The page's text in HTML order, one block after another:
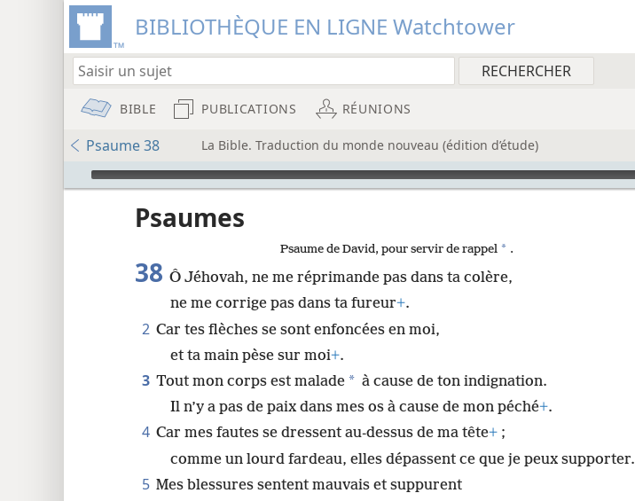
BIBLIOTHÈQUE EN LIGNE Watchtower
BIBLE PUBLICATIONS RÉUNIONS
Psaume 38 La Bible. Traduction du monde nouveau (édition d’étude)
Audio Player
Psaumes
Psaume de David, pour servir de rappel * .
38 Ô Jéhovah, ne me réprimande pas dans ta colère,
ne me corrige pas dans ta fureur+.
2 Car tes flèches se sont enfoncées en moi,
et ta main pèse sur moi+.
3 Tout mon corps est malade * à cause de ton indignation.
Il n’y a pas de paix dans mes os à cause de mon péché+.
4 Car mes fautes se dressent au-dessus de ma tête+ ;
comme un lourd fardeau, elles dépassent ce que je peux supporter.
5 Mes blessures sentent mauvais et suppurent